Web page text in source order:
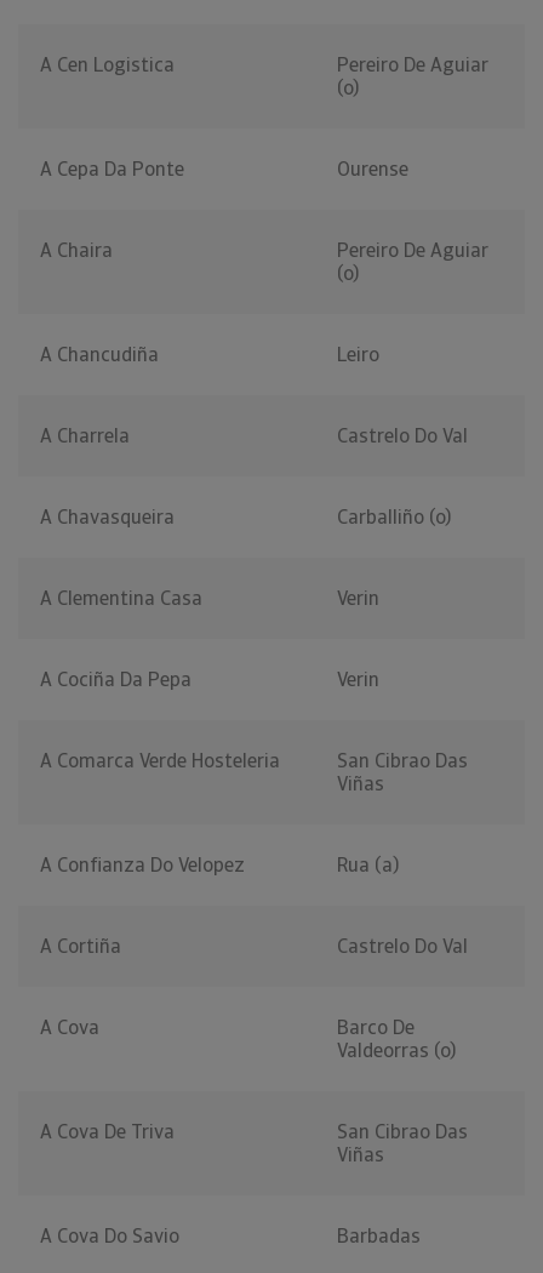
A Cen Logistica
Pereiro De Aguiar
(o)
A Cepa Da Ponte Ourense
A Chaira
Pereiro De Aguiar
(o)
A Chancudiña Leiro
A Charrela Castrelo Do Val
A Chavasqueira Carballiño (o)
A Clementina Casa Verin
A Cociña Da Pepa Verin
A Comarca Verde Hosteleria
San Cibrao Das
Viñas
A Confianza Do Velopez Rua (a)
A Cortiña Castrelo Do Val
A Cova
Barco De
Valdeorras (o)
A Cova De Triva
San Cibrao Das
Viñas
A Cova Do Savio Barbadas